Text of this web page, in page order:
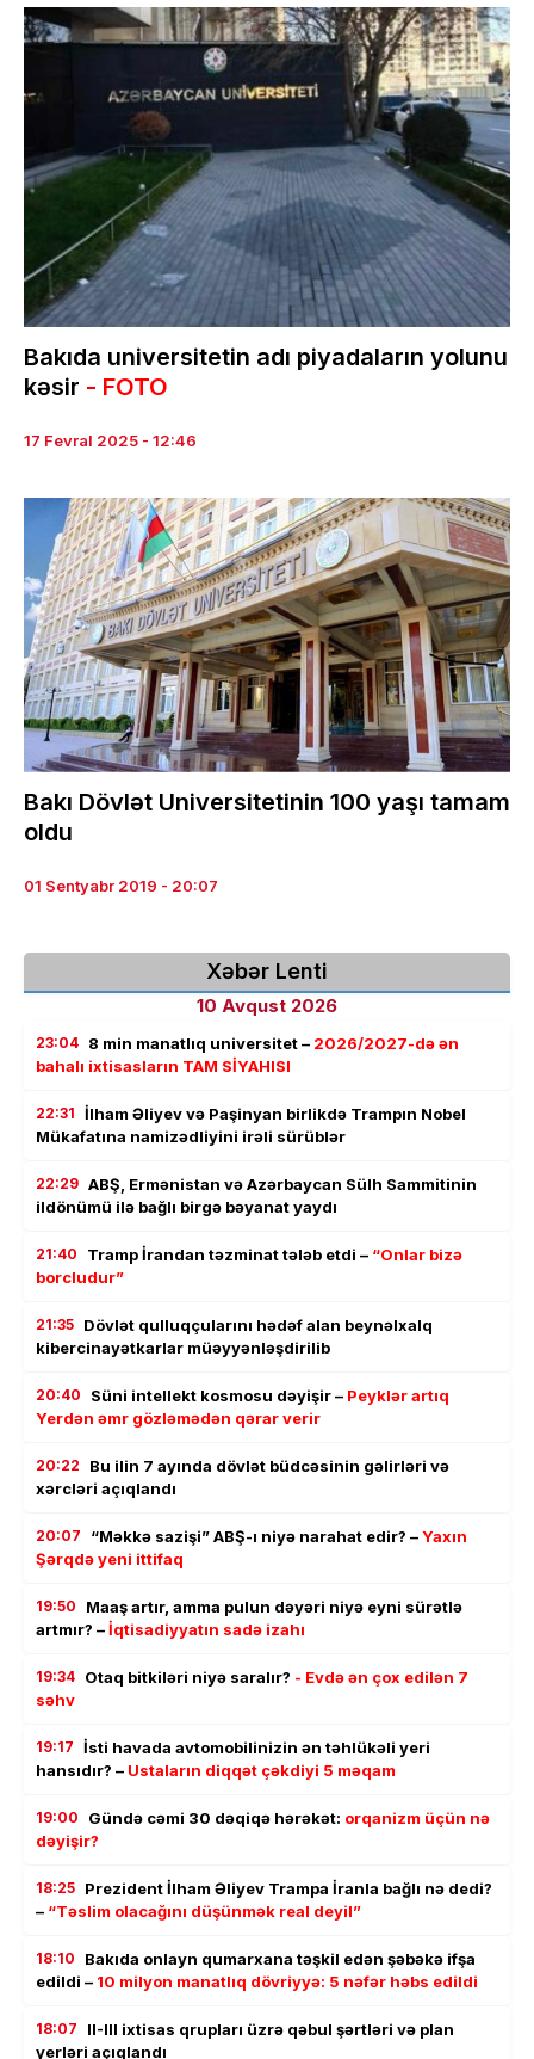
Bakıda universitetin adı piyadaların yolunu
kəsir - FOTO
17 Fevral 2025 - 12:46
Bakı Dövlət Universitetinin 100 yaşı tamam
oldu
01 Sentyabr 2019 - 20:07
Xəbər Lenti
10 Avqust 2026
23:04 8 min manatlıq universitet – 2026/2027-də ən
bahalı ixtisasların TAM SİYAHISI
22:31 İlham Əliyev və Paşinyan birlikdə Trampın Nobel
Mükafatına namizədliyini irəli sürüblər
22:29 ABŞ, Ermənistan və Azərbaycan Sülh Sammitinin
ildönümü ilə bağlı birgə bəyanat yaydı
21:40 Tramp İrandan təzminat tələb etdi – “Onlar bizə
borcludur”
21:35 Dövlət qulluqçularını hədəf alan beynəlxalq
kibercinayətkarlar müəyyənləşdirilib
20:40 Süni intellekt kosmosu dəyişir – Peyklər artıq
Yerdən əmr gözləmədən qərar verir
20:22
Bu ilin 7 ayında dövlət büdcəsinin gəlirləri və
xərcləri açıqlandı
20:07 “Məkkə sazişi” ABŞ-ı niyə narahat edir? –Yaxın
Şərqdə yeni ittifaq
19:50
Maaş artır, amma pulun dəyəri niyə eyni sürətlə
artmır? –İqtisadiyyatın sadə izahı
19:34 Otaq bitkiləri niyə saralır? - Evdə ən çox edilən 7
səhv
19:17 İsti havada avtomobilinizin ən təhlükəli yeri
hansıdır? – Ustaların diqqət çəkdiyi 5 məqam
19:00 Gündə cəmi 30 dəqiqə hərəkət: orqanizm üçün nə
dəyişir?
18:25 Prezident İlham Əliyev Trampa İranla bağlı nə dedi?
– “Təslim olacağını düşünmək real deyil”
18:10
Bakıda onlayn qumarxana təşkil edən şəbəkə ifşa
edildi – 10 milyon manatlıq dövriyyə: 5 nəfər həbs edildi
18:07
II-III ixtisas qrupları üzrə qəbul şərtləri və plan
yerləri açıqlandı